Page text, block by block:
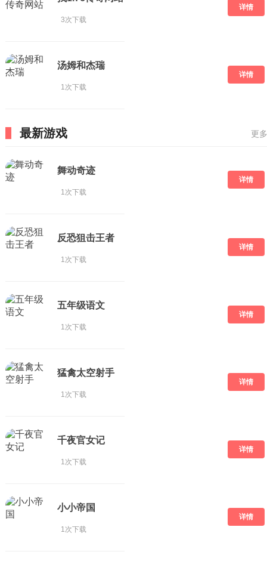
3次下载
详情
汤姆和杰瑞
1次下载
详情
最新游戏 更
舞动奇迹
1次下载
详情
反恐狙击王者
1次下载
详情
五年级语文
1次下载
详情
猛禽太空射手
1次下载
详情
千夜官女记
1次下载
详情
小小帝国
1次下载
详情